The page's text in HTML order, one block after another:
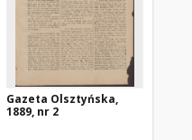
Gazeta Olsztyńska,
1889, nr 2